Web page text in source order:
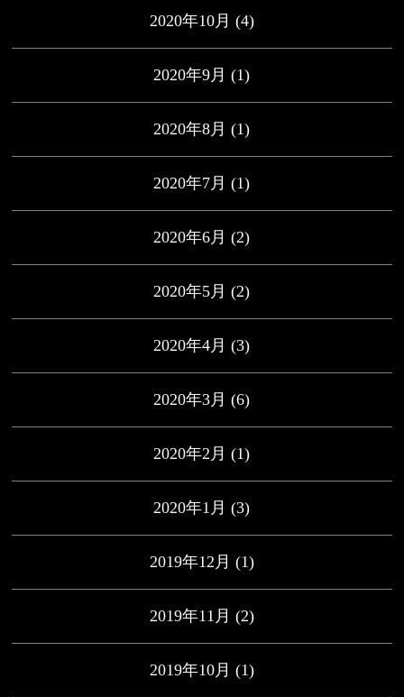
2020年10月 (4)
2020年9月 (1)
2020年8月 (1)
2020年7月 (1)
2020年6月 (2)
2020年5月 (2)
2020年4月 (3)
2020年3月 (6)
2020年2月 (1)
2020年1月 (3)
2019年12月 (1)
2019年11月 (2)
2019年10月 (1)